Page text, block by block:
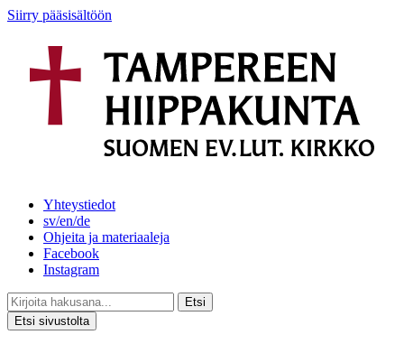
Siirry pääsisältöön
Yhteystiedot
sv/en/de
Ohjeita ja materiaaleja
Facebook
Instagram
Etsi
Etsi sivustolta